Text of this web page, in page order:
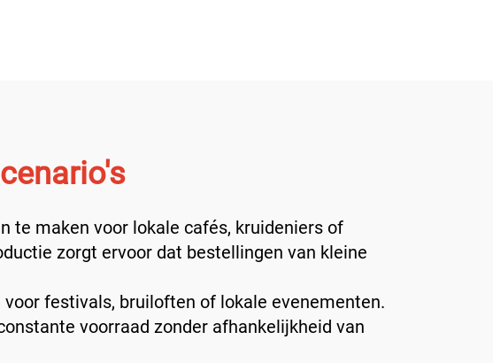
te maken voor lokale cafés, kruideniers of
zorgt ervoor dat bestellingen van kleine
festivals, bruiloften of lokale evenementen.
voorraad zonder afhankelijkheid van